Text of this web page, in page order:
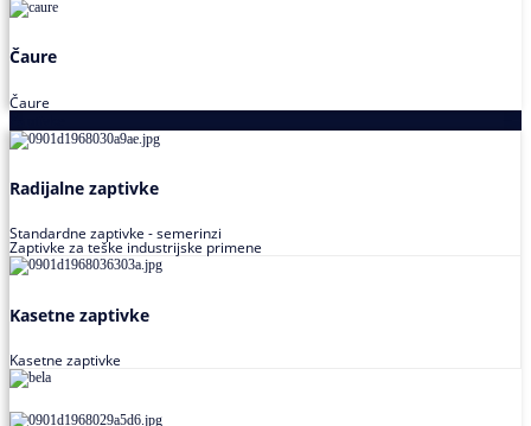
Čaure
Čaure
Radijalne zaptivke
Standardne zaptivke - semerinzi
Zaptivke za teške industrijske primene
Kasetne zaptivke
Kasetne zaptivke